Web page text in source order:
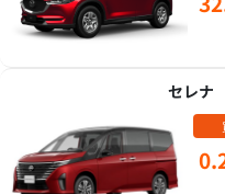
セレナ